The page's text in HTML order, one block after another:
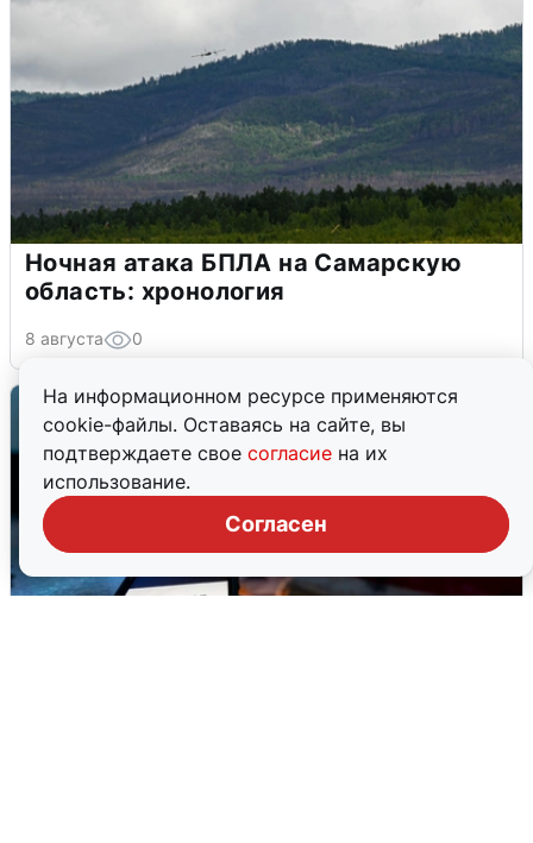
На информационном ресурсе применяются
cookie-файлы. Оставаясь на сайте, вы
подтверждаете свое согласие на их
использование.
Согласен
Ночная атака БПЛА на Самарскую
область: хронология
8 августа 0